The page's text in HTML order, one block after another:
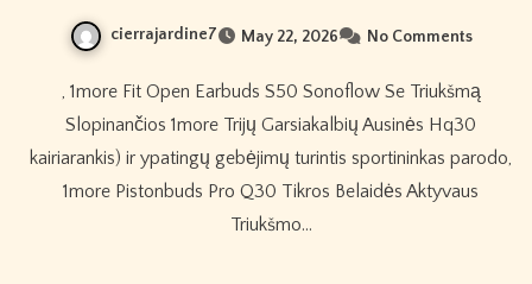
cierrajardine7 May 22, 2026 No Comments
, 1more Fit Open Earbuds S50 Sonoflow Se Triukšmą
Slopinančios 1more Trijų Garsiakalbių Ausinės Hq30
kairiarankis) ir ypatingų gebėjimų turintis sportininkas parodo,
1more Pistonbuds Pro Q30 Tikros Belaidės Aktyvaus
Triukšmo…